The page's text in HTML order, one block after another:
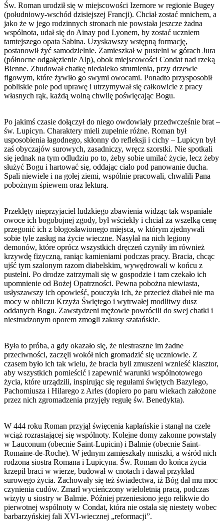
Św. Roman urodził się w miejscowości Izernore w regionie Bugey
(południowy-wschód dzisiejszej Francji). Chciał zostać mnichem, a
jako że w jego rodzinnych stronach nie powstała jeszcze żadna
wspólnota, udał się do Ainay pod Lyonem, by zostać uczniem
tamtejszego opata Sabina. Uzyskawszy wstępną formację,
postanowił żyć samodzielnie. Zamieszkał w pustelni w górach Jura
(północne odgałęzienie Alp), obok miejscowości Condat nad rzeką
Bienne. Zbudował chatkę niedaleko strumienia, przy drzewie
figowym, które żywiło go swymi owocami. Ponadto przysposobił
pobliskie pole pod uprawę i utrzymywał się całkowicie z pracy
własnych rąk, każdą wolną chwilę poświęcając Bogu.
Po jakimś czasie dołączył do niego owdowiały przedwcześnie brat –
św. Lupicyn. Charaktery mieli zupełnie różne. Roman był
usposobienia łagodnego, skłonny do refleksji i cichy – Lupicyn był
zaś obyczajów surowych, zasadniczy, wręcz szorstki. Nie spotkali
się jednak na tym odludziu po to, żeby sobie umilać życie, lecz żeby
służyć Bogu i hartować się, oddając ciało pod panowanie ducha.
Spali niewiele i na gołej ziemi, wspólnie pracowali, chwalili Pana
pobożnym śpiewem oraz lekturą.
Przeklęty nieprzyjaciel ludzkiego zbawienia widząc tak wspaniałe
owoce ich bogobojnej zgody, był wściekły i chciał za wszelką cenę
przegonić ich z błogosławionego miejsca, w którym zjednywali
sobie tyle zasług na życie wieczne. Nasyłał na nich legiony
demonów, które oprócz wszystkich dręczeń czyniły im również
krzywdę fizyczną, raniąc kamieniami podczas pracy. Bracia, chcąc
ujść tym szalonym razom diabelskim, wywędrowali w końcu z
pustelni. Po drodze zatrzymali się w gospodzie i tam czekało ich
upomnienie od Bożej Opatrzności. Pewna pobożna niewiasta,
usłyszawszy ich opowieść, pouczyła ich, że przecież diabeł nie ma
mocy w obliczu Krzyża Świętego i wytrwałej modlitwy dusz
oddanych Bogu. Zawstydzeni mężowie powrócili do swej chatki i
niestrudzonym oporem zmogli zakusy szatańskie.
Była to próba, a gdy okazało się, że niestraszne im żadne
przeciwności, zaczęli wokół nich gromadzić się uczniowie. Z
czasem było ich tak wielu, że bracia byli zmuszeni wznieść klasztor,
aby wszystkich pomieścić i zapewnić warunki wspólnotowego
życia, które urządzili, inspirując się regułami świętych Bazylego,
Pachomiusza i Hilarego z Arles (dopiero po paru wiekach założone
przez nich zgromadzenia przyjęły regułę św. Benedykta).
W 444 roku Roman przyjął święcenia kapłańskie i stanął na czele
wciąż rozrastającej się wspólnoty. Kolejne domy zakonne powstały
w Lauconum (obecnie Saint-Lupicin) i Balmie (obecnie Saint-
Romaine-de-Roche). W jednym zamieszkały mniszki, a wśród nich
rodzona siostra Romana i Lupicyna. Św. Roman do końca życia
krzepił braci w wierze, budował w cnotach i dawał przykład
surowego życia. Zachowały się też świadectwa, iż Bóg dał mu moc
czynienia cudów. Zmarł wycieńczony wieloletnią pracą, podczas
wizyty u siostry w Balmie. Później przeniesiono jego relikwie do
pierwotnej wspólnoty w Condat, która nie ostała się niestety wobec
barbarzyńskiej fali XVI-wiecznej „reformacji”.